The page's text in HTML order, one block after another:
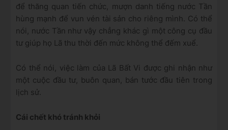
để thăng quan tiến chức, mượn danh tiếng nước Tần
hùng mạnh để vun vén tài sản cho riêng mình. Có thể
nói, nước Tần như vậy chẳng khác gì một công cụ đầu
tư giúp họ Lã thu thời đến mức không thể đếm xuể.
Có thể nói, việc làm của Lã Bất Vi được ghi nhận như
một cuộc đầu tư, buôn quan, bán tước đầu tiên trong
lịch sử.
Cái chết khó tránh khỏi